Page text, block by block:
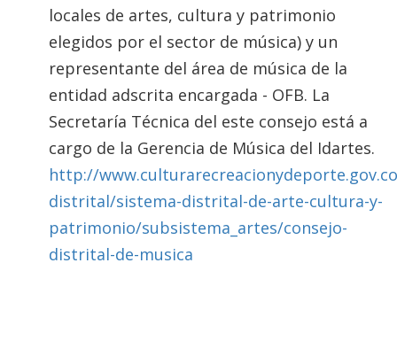
locales de artes, cultura y patrimonio
elegidos por el sector de música) y un
representante del área de música de la
entidad adscrita encargada - OFB. La
Secretaría Técnica del este consejo está a
cargo de la Gerencia de Música del Idartes.
http://
distrital/sistema-distrital-de-arte-cultura-y-
patrimonio/subsistema_artes/consejo-
distrital-de-musica